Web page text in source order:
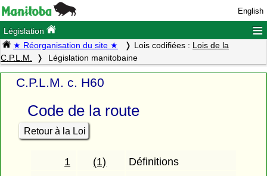
English
Législation ≡
★ Réorganisation du site ★ Lois codifiées : Lois de la
C.P.L.M.
Législation manitobaine
C.P.L.M. c. H60
Code de la route
Retour à la Loi
1 (1)
Définitions